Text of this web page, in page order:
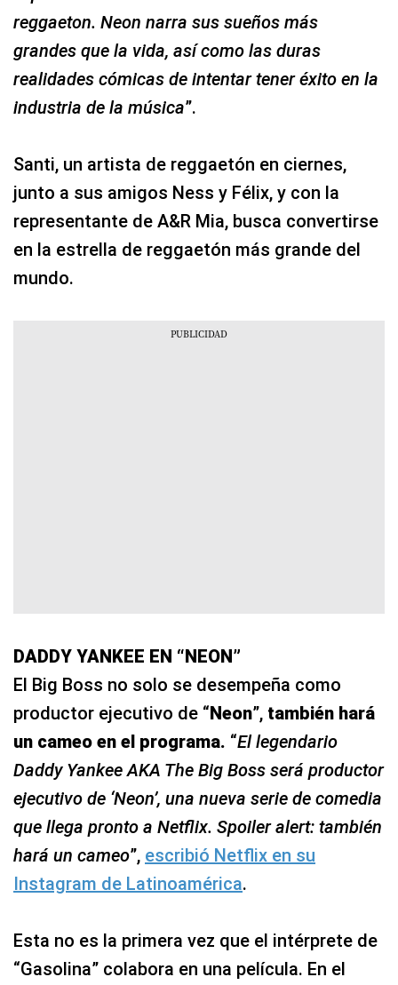
reggaeton. Neon narra sus sueños más
grandes que la vida, así como las duras
realidades cómicas de intentar tener éxito en la
industria de la música”.
Santi, un artista de reggaetón en ciernes,
junto a sus amigos Ness y Félix, y con la
representante de A&R Mia, busca convertirse
en la estrella de reggaetón más grande del
mundo.
DADDY YANKEE EN “NEON”
El Big Boss no solo se desempeña como
productor ejecutivo de “Neon”, también hará
un cameo en el programa. “El legendario
Daddy Yankee AKA The Big Boss será productor
ejecutivo de ‘Neon’, una nueva serie de comedia
que llega pronto a Netflix. Spoiler alert: también
hará un cameo”, escribió Netflix en su
Instagram de Latinoamérica.
Esta no es la primera vez que el intérprete de
“Gasolina” colabora en una película. En el